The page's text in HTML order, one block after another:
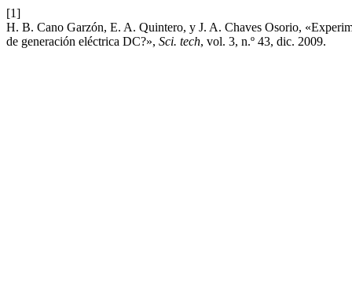
[1]
H. B. Cano Garzón, E. A. Quintero, y J. A. Chaves Osorio,
de generación eléctrica DC?», Sci. tech, vol. 3, n.º 43, dic. 2009.